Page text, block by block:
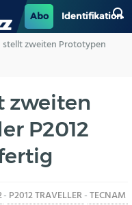
Abo Identifikation
stellt zweiten Prototypen
zweiten
P2012
- P2012 TRAVELLER-TECNAM